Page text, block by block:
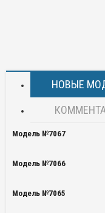
НОВЫЕ
Модель №7067
Модель №7066
Модель №7065